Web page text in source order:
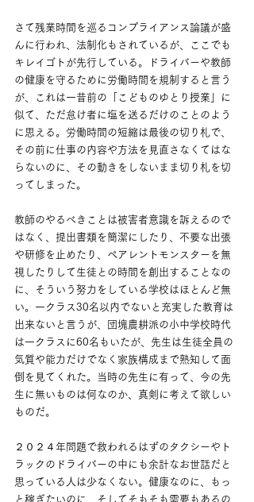
さて残業時間を巡るコンプライアンス論議が盛
んに行われ、法制化もされているが、ここでも
キレイゴトが先行している。ドライバーや教師
の健康を守るために労働時間を規制すると言う
が、これは一昔前の「こどものゆとり授業」に
似て、ただ怠け者に塩を送るだけのことのよう
に思える。労働時間の短縮は最後の切り札で、
その前に仕事の内容や方法を見直さなくてはな
らないのに、その動きをしないまま切り札を切
ってしまった。
教師のやるべきことは被害者意識を訴えるので
はなく、提出書類を簡潔にしたり、不要な出張
や研修を止めたり、ペアレントモンスターを無
視したりして生徒との時間を創出することなの
に、そういう努力をしている学校はほとんど無
い。一クラス30名以内でないと充実した教育は
出来ないと言うが、団塊農耕派の小中学校時代
は一クラスに60名もいたが、先生は生徒全員の
気質や能力だけでなく家族構成まで熟知して面
倒を見てくれた。当時の先生に有って、今の先
生に無いものは何なのか、真剣に考えて欲しい
ものだ。
２０２４年問題で救われるはずのタクシーやト
ラックのドライバーの中にも余計なお世話だと
思っている人は少なくない。健康なのに、もっ
と稼ぎたいのに、そしてそもそも需要もあるの